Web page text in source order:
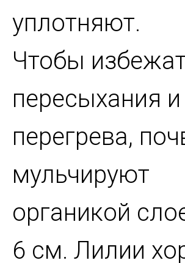
уплотняют.
Чтобы
пересыхания и
перегрева,
мульчируют
органикой
6 см. Лилии